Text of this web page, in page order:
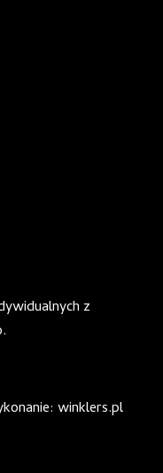
z
.
winklers.pl